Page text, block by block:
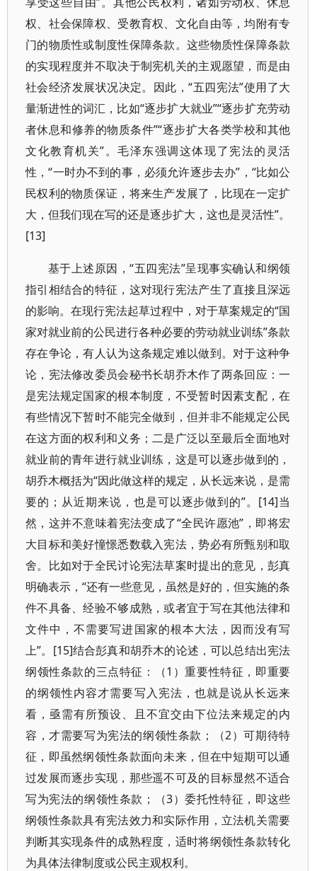
权、社会保障权、受教育权、文化自由等，均附有专
门的物质性或制度性保障条款。这些物质性保障条款
的实现程度并不取决于制宪机关的主观愿望，而是由
社会经济发展状况决定。因此，“五四宪法”使用了大
量渐进性的词汇，比如“逐步扩大就业”“逐步扩充劳动
者休息和修养的物质条件”“逐步扩大各类学校和其他
文化教育机关”。毛泽东强调这体现了宪法的灵活
性，“一时办不到的事，必须允许逐步去办”，“比如公
民权利的物质保证，将来生产发展了，比现在一定扩
大，但我们现在写的还是逐步扩大，这也是灵活性”。
[13]
基于上述原因，“五四宪法”呈现事实确认和纲领
指引相结合的特征，这对现行宪法产生了直接且深远
的影响。在现行宪法起草过程中，对于草案规定的“国
家对就业前的公民进行各种必要的劳动就业训练”条款
存在争论，有人认为这条规定难以做到。对于这种争
论，宪法修改委员会秘书长胡乔木作了两条回应：一
是宪法规定国家的根本制度，不受暂时因素支配，在
有些情况下暂时不能完全做到，但并非不能规定公民
在这方面的权利和义务；二是广泛以至最后全面地对
就业前的青年进行就业训练，这是可以逐步做到的，
胡乔木概括为“因此做这样的规定，从长远来说，是需
要的；从近期来说，也是可以逐步做到的”。[14]当
然，这并不意味着宪法变成了“全民许愿池”，即将宏
大目标和美好憧憬悉数载入宪法，势必有所甄别和取
舍。比如对于全民讨论宪法草案时提出的意见，彭真
明确表示，“还有一些意见，虽然是好的，但实施的条
件不具备、经验不够成熟，或者宜于写在其他法律和
文件中，不需要写进国家的根本大法，因而没有写
上”。[15]结合彭真和胡乔木的论述，可以总结出宪法
纲领性条款的三点特征：（1）重要性特征，即重要
的纲领性内容才需要写入宪法，也就是说从长远来
看，亟需有所预设、且不宜交由下位法来规定的内
容，才需要写为宪法的纲领性条款；（2）可期待特
征，即虽然纲领性条款面向未来，但在中短期可以通
过发展而逐步实现，那些遥不可及的目标显然不适合
写为宪法的纲领性条款；（3）委托性特征，即这些
纲领性条款具有宪法效力和实际作用，立法机关需要
判断其实现条件的成熟程度，适时将纲领性条款转化
为具体法律制度或公民主观权利。